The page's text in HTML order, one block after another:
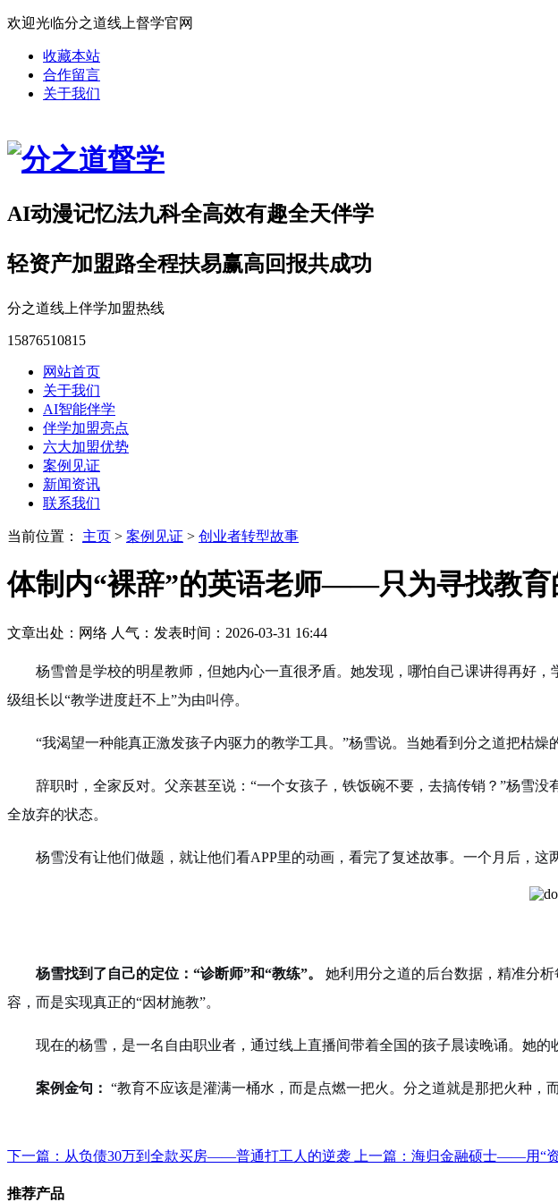
欢迎光临分之道线上督学官网
收藏本站
合作留言
关于我们
AI动漫记忆法九科全高效有趣全天伴学
轻资产加盟路全程扶易赢高回报共成功
分之道线上伴学加盟热线
15876510815
网站首页
关于我们
AI智能伴学
伴学加盟亮点
六大加盟优势
案例见证
新闻资讯
联系我们
当前位置： 主页 > 案例见证 > 创业者转型故事
体制内“裸辞”的英语老师——只为寻找教育
文章出处：网络 人气： 发表时间：2026-03-31 16:44
杨雪曾是学校的明星教师，但她内心一直很矛盾。她发现，哪怕自己课讲得再好
级组长以“教学进度赶不上”为由叫停。
“我渴望一种能真正激发孩子内驱力的教学工具。”杨雪说。当她看到分之道把枯燥
辞职时，全家反对。父亲甚至说：“一个女孩子，铁饭碗不要，去搞传销？”杨雪
全放弃的状态。
杨雪没有让他们做题，就让他们看APP里的动画，看完了复述故事。一个月后，
杨雪找到了自己的定位：“诊断师”和“教练”。
她利用分之道的后台数据，精准分
容，而是实现真正的“因材施教”。
现在的杨雪，是一名自由职业者，通过线上直播间带着全国的孩子晨读晚诵。她
案例金句： “教育不应该是灌满一桶水，而是点燃一把火。分之道就是那把火种，
下一篇：从负债30万到全款买房——普通打工人的逆袭 上一篇：海归金融硕士——用“
推荐产品